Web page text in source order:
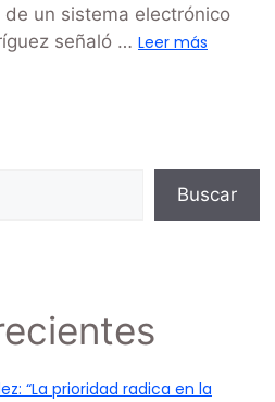
un sistema electrónico
señaló … Leer más
Buscar
“La prioridad radica en la